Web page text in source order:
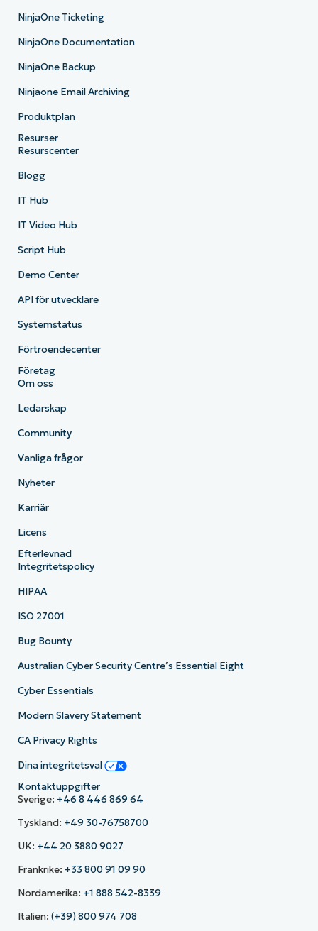
NinjaOne Ticketing
NinjaOne Documentation
NinjaOne Backup
Ninjaone Email Archiving
Produktplan
Resurser
Resurscenter
Blogg
IT Hub
IT Video Hub
Script Hub
Demo Center
API för utvecklare
Systemstatus
Förtroendecenter
Företag
Om oss
Ledarskap
Community
Vanliga frågor
Nyheter
Karriär
Licens
Efterlevnad
Integritetspolicy
HIPAA
ISO 27001
Bug Bounty
Australian Cyber Security Centre’s Essential Eight
Cyber Essentials
Modern Slavery Statement
CA Privacy Rights
Dina integritetsval
Kontaktuppgifter
Sverige: +46 8 446 869 64
Tyskland: +49 30-76758700
UK: +44 20 3880 9027
Frankrike: +33 800 91 09 90
Nordamerika: +1 888 542-8339
Italien: (+39) 800 974 708